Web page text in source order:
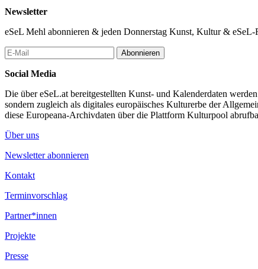
Newsletter
eSeL Mehl abonnieren & jeden Donnerstag Kunst, Kultur &
Abonnieren
Social Media
Die über eSeL.at bereitgestellten Kunst- und Kalenderdaten
sondern zugleich als digitales europäisches Kulturerbe der
diese Europeana-Archivdaten über die Plattform Kulturpool
Über uns
Newsletter abonnieren
Kontakt
Terminvorschlag
Partner*innen
Projekte
Presse